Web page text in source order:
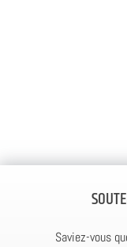
Saviez-vous